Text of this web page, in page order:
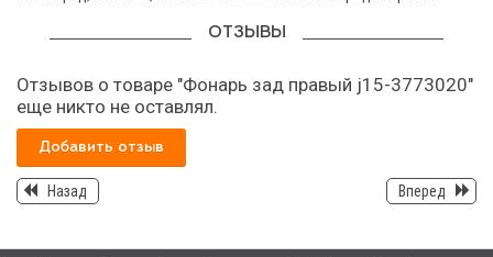
ОТЗЫВЫ
Отзывов о товаре "Фонарь зад правый j15-3773020"
еще никто не оставлял.
Добавить отзыв
Назад Вперед